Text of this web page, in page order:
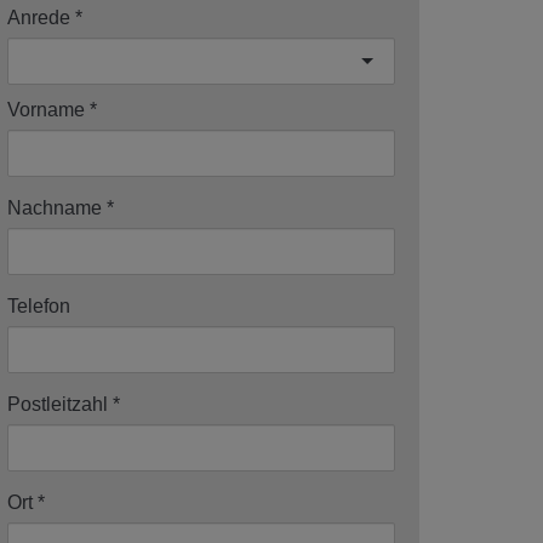
Anrede
Vorname
Nachname
Telefon
Postleitzahl
Ort